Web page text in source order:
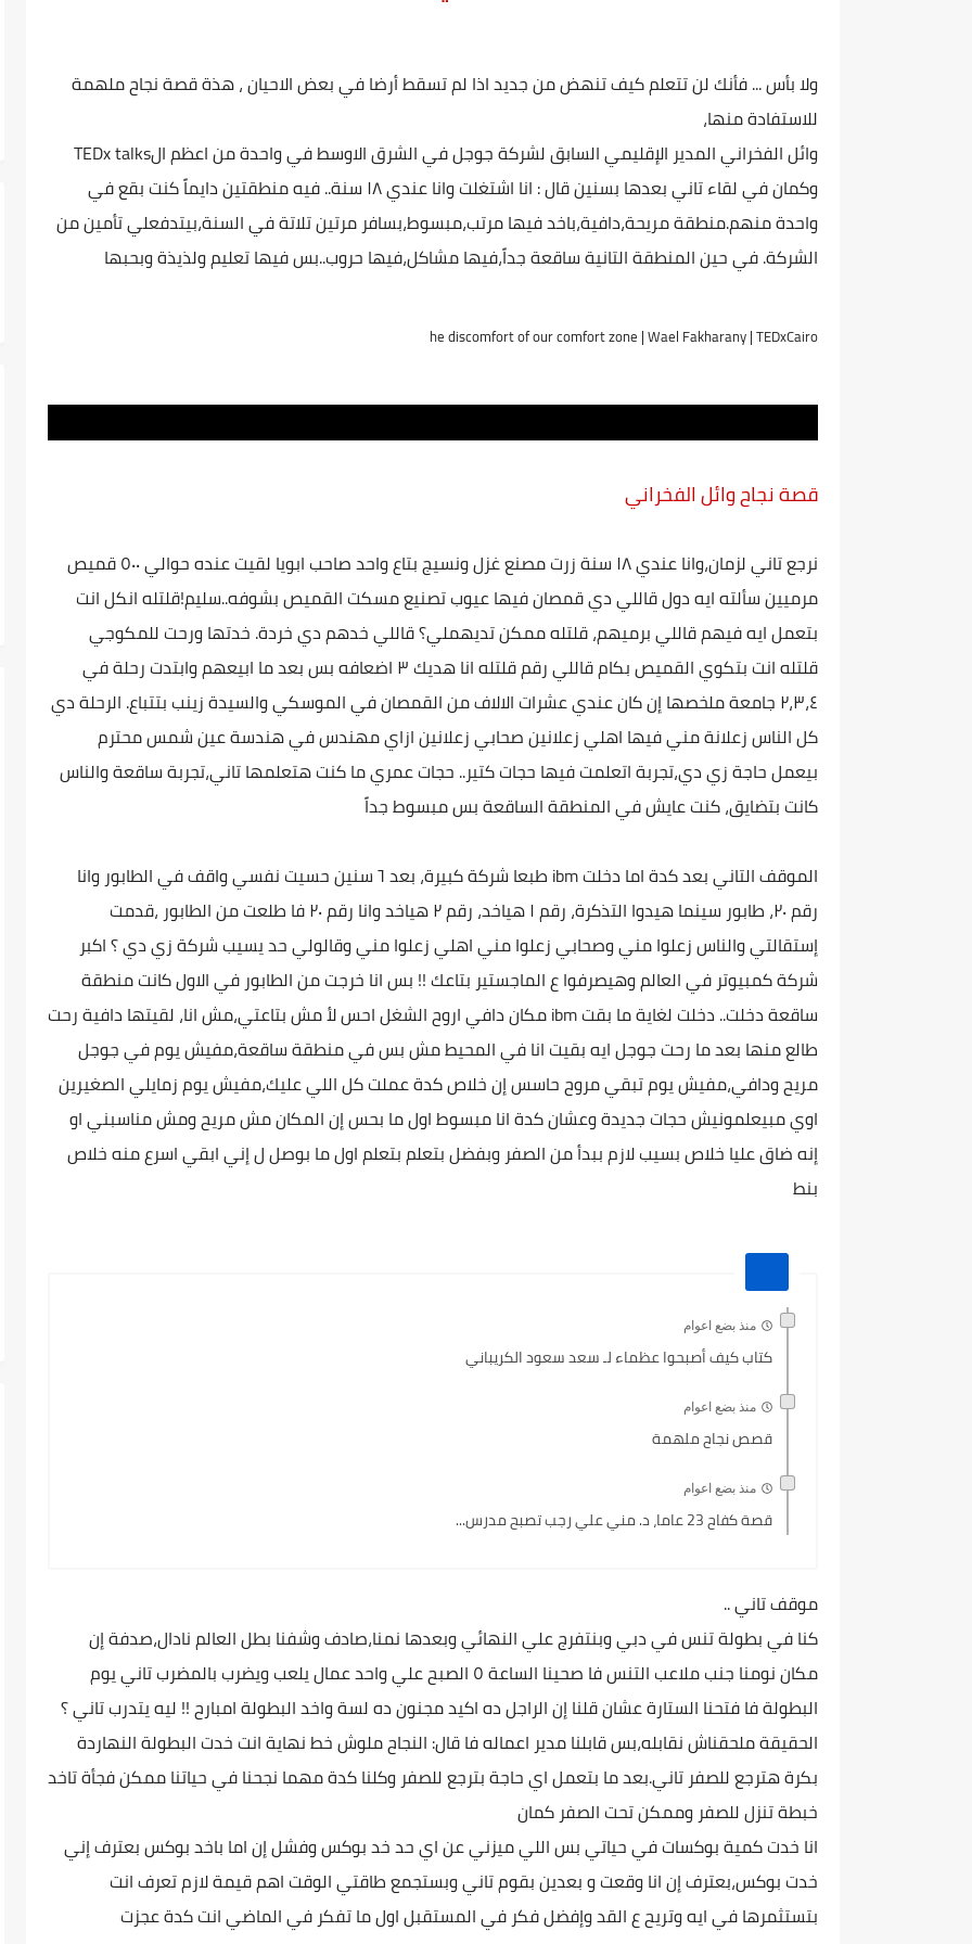
ولا بأس ... فأنك لن تتعلم كيف تنهض من جديد اذا لم تسقط أرضا في بعض الاحيان ، هذة قصة نجاح ملهمة
للاستفادة منها،
وائل الفخراني المدير الإقليمي السابق لشركة جوجل في الشرق الاوسط في واحدة من اعظم الTEDx talks
وكمان في لقاء تاني بعدها بسنين قال : انا اشتغلت وانا عندي ١٨ سنة.. فيه منطقتين دايماً كنت بقع في
واحدة منهم.منطقة مريحة،دافية،باخد فيها مرتب،مبسوط،بسافر مرتين تلاتة في السنة،بيتدفعلي تأمين من
الشركة. في حين المنطقة التانية ساقعة جداً،فيها مشاكل،فيها حروب..بس فيها تعليم ولذيذة وبحبها
he discomfort of our comfort zone | Wael Fakharany | TEDxCairo
قصة نجاح وائل الفخراني
نرجع تاني لزمان،وانا عندي ١٨ سنة زرت مصنع غزل ونسيج بتاع واحد صاحب ابويا لقيت عنده حوالي ٥٠٠ قميص
مرميين سألته ايه دول قاللي دي قمصان فيها عيوب تصنيع مسكت القميص بشوفه..سليم!قلتله انكل انت
بتعمل ايه فيهم قاللي برميهم، قلتله ممكن تديهملي؟ قاللي خدهم دي خردة. خدتها ورحت للمكوجي
قلتله انت بتكوي القميص بكام قاللي رقم قلتله انا هديك ٣ اضعافه بس بعد ما ابيعهم وابتدت رحلة في
٢،٣،٤ جامعة ملخصها إن كان عندي عشرات الالاف من القمصان في الموسكي والسيدة زينب بتتباع. الرحلة دي
كل الناس زعلانة مني فيها اهلي زعلانين صحابي زعلانين ازاي مهندس في هندسة عين شمس محترم
بيعمل حاجة زي دي،تجربة اتعلمت فيها حجات كتير.. حجات عمري ما كنت هتعلمها تاني،تجربة ساقعة والناس
كانت بتضايق، كنت عايش في المنطقة الساقعة بس مبسوط جداً
الموقف التاني بعد كدة اما دخلت ibm طبعا شركة كبيرة، بعد ٦ سنين حسيت نفسي واقف في الطابور وانا
رقم ٢٠، طابور سينما هيدوا التذكرة، رقم ١ هياخد، رقم ٢ هياخد وانا رقم ٢٠ فا طلعت من الطابور ،قدمت
إستقالتي والناس زعلوا مني وصحابي زعلوا مني اهلي زعلوا مني وقالولي حد يسيب شركة زي دي ؟ اكبر
شركة كمبيوتر في العالم وهيصرفوا ع الماجستير بتاعك !! بس انا خرجت من الطابور في الاول كانت منطقة
ساقعة دخلت.. دخلت لغاية ما بقت ibm مكان دافي اروح الشغل احس لأ مش بتاعتي،مش انا، لقيتها دافية رحت
طالع منها بعد ما رحت جوجل ايه بقيت انا في المحيط مش بس في منطقة ساقعة،مفيش يوم في جوجل
مريح ودافي،مفيش يوم تبقي مروح حاسس إن خلاص كدة عملت كل اللي عليك،مفيش يوم زمايلي الصغيرين
اوي مبيعلمونيش حجات جديدة وعشان كدة انا مبسوط اول ما بحس إن المكان مش مريح ومش مناسبني او
إنه ضاق عليا خلاص بسيب لازم ببدأ من الصفر وبفضل بتعلم بتعلم اول ما بوصل ل إني ابقي اسرع منه خلاص
بنط
منذ بضع اعوام
كتاب كيف أصبحوا عظماء لـ سعد سعود الكريباني
منذ بضع اعوام
قصص نجاح ملهمة
منذ بضع اعوام
قصة كفاح 23 عاما، د. مني علي رجب تصبح مدرس...
موقف تاني ..
كنا في بطولة تنس في دبي وبنتفرج علي النهائي وبعدها نمنا،صادف وشفنا بطل العالم نادال،صدفة إن
مكان نومنا جنب ملاعب التنس فا صحينا الساعة ٥ الصبح علي واحد عمال يلعب ويضرب بالمضرب تاني يوم
البطولة فا فتحنا الستارة عشان قلنا إن الراجل ده اكيد مجنون ده لسة واخد البطولة امبارح !! ليه يتدرب تاني ؟
الحقيقة ملحقناش نقابله،بس قابلنا مدير اعماله فا قال: النجاح ملوش خط نهاية انت خدت البطولة النهاردة
بكرة هترجع للصفر تاني.بعد ما بتعمل اي حاجة بترجع للصفر وكلنا كدة مهما نجحنا في حياتنا ممكن فجأة تاخد
خبطة تنزل للصفر وممكن تحت الصفر كمان
انا خدت كمية بوكسات في حياتي بس اللي ميزني عن اي حد خد بوكس وفشل إن اما باخد بوكس بعترف إني
خدت بوكس،بعترف إن انا وقعت و بعدين بقوم تاني وبستجمع طاقتي الوقت اهم قيمة لازم تعرف انت
بتستثمرها في ايه وتريح ع القد وإفضل فكر في المستقبل اول ما تفكر في الماضي انت كدة عجزت